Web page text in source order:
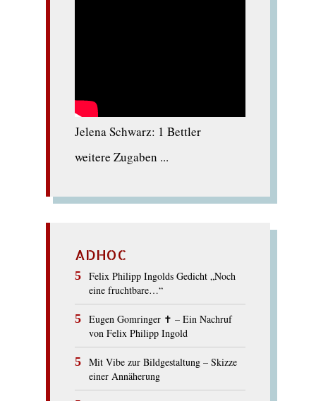
Jelena Schwarz: 1 Bettler
weitere Zugaben ...
ADHOC
Felix Philipp Ingolds Gedicht „Noch
eine fruchtbare…“
Eugen Gomringer ✝︎ – Ein Nachruf
von Felix Philipp Ingold
Mit Vibe zur Bildgestaltung – Skizze
einer Annäherung